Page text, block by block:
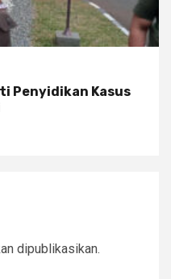
Penyidikan Kasus
dipublikasikan.